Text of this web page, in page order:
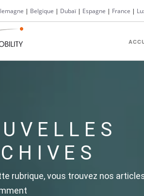
| Belgique | Dubaï | Espagne | France |
rubrique, vous trouvez nos